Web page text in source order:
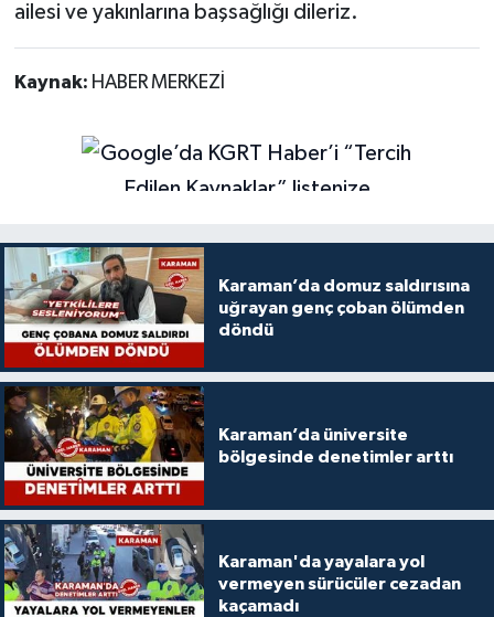
ailesi ve yakınlarına başsağlığı dileriz.
Kaynak: HABER MERKEZİ
Karaman’da domuz saldırısına
uğrayan genç çoban ölümden
döndü
Karaman’da üniversite
bölgesinde denetimler arttı
Karaman'da yayalara yol
vermeyen sürücüler cezadan
kaçamadı